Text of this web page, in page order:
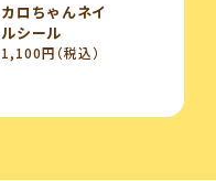
カロちゃんネイ
ルシール
1,100円（税込）